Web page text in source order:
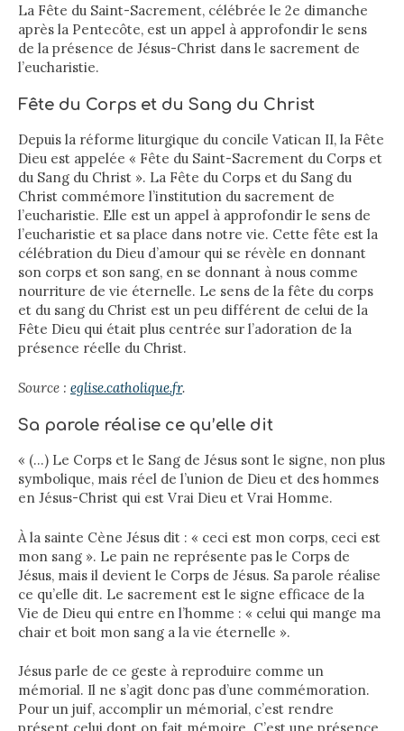
La Fête du Saint-Sacrement, célébrée le 2e dimanche
après la Pentecôte, est un appel à approfondir le sens
de la présence de Jésus-Christ dans le sacrement de
l’eucharistie.
Fête du Corps et du Sang du Christ
Depuis la réforme liturgique du concile Vatican II, la Fête
Dieu est appelée « Fête du Saint-Sacrement du Corps et
du Sang du Christ ». La Fête du Corps et du Sang du
Christ commémore l’institution du sacrement de
l’eucharistie. Elle est un appel à approfondir le sens de
l’eucharistie et sa place dans notre vie. Cette fête est la
célébration du Dieu d’amour qui se révèle en donnant
son corps et son sang, en se donnant à nous comme
nourriture de vie éternelle. Le sens de la fête du corps
et du sang du Christ est un peu différent de celui de la
Fête Dieu qui était plus centrée sur l’adoration de la
présence réelle du Christ.
Source : eglise.catholique.fr.
Sa parole réalise ce qu’elle dit
« (…) Le Corps et le Sang de Jésus sont le signe, non plus
symbolique, mais réel de l’union de Dieu et des hommes
en Jésus-Christ qui est Vrai Dieu et Vrai Homme.
À la sainte Cène Jésus dit : « ceci est mon corps, ceci est
mon sang ». Le pain ne représente pas le Corps de
Jésus, mais il devient le Corps de Jésus. Sa parole réalise
ce qu’elle dit. Le sacrement est le signe efficace de la
Vie de Dieu qui entre en l’homme : « celui qui mange ma
chair et boit mon sang a la vie éternelle ».
Jésus parle de ce geste à reproduire comme un
mémorial. Il ne s’agit donc pas d’une commémoration.
Pour un juif, accomplir un mémorial, c’est rendre